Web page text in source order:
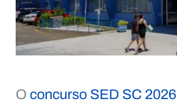
O concurso SED SC 2026